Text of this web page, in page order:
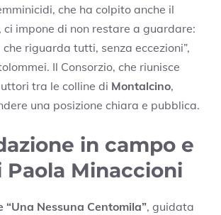
che ha colpito anche il
ci impone di non restare a guardare:
riguarda tutti, senza eccezioni”,
Il Consorzio, che riunisce
tra le colline di Montalcino,
una posizione chiara e pubblica.
in campo e
Paola Minaccioni
“Una Nessuna Centomila”, guidata